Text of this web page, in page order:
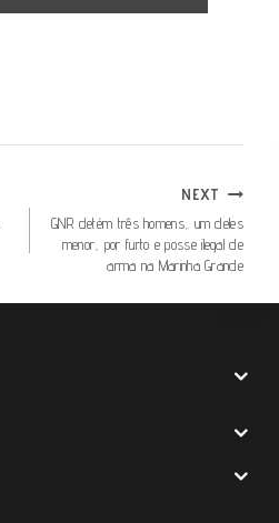
NEXT
GNR detém três homens, um deles
menor, por furto e posse ilegal de
arma na Marinha Grande